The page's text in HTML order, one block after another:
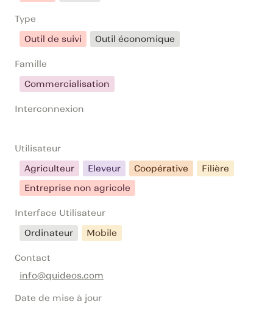
Type
Outil de suivi
Outil économique
Famille
Commercialisation
Interconnexion
Utilisateur
Agriculteur
Eleveur Coopérative
Filière
Entreprise non agricole
Interface Utilisateur
Ordinateur
Mobile
Contact
info@quideos.com
Date de mise à jour